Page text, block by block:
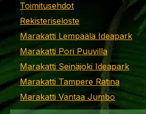
Toimitusehdot
Rekisteriseloste
Marakatti Lempäälä Ideapark
Marakatti Pori Puuvilla
Marakatti Seinäjoki Ideapark
Marakatti Tampere Ratina
Marakatti Vantaa Jumbo